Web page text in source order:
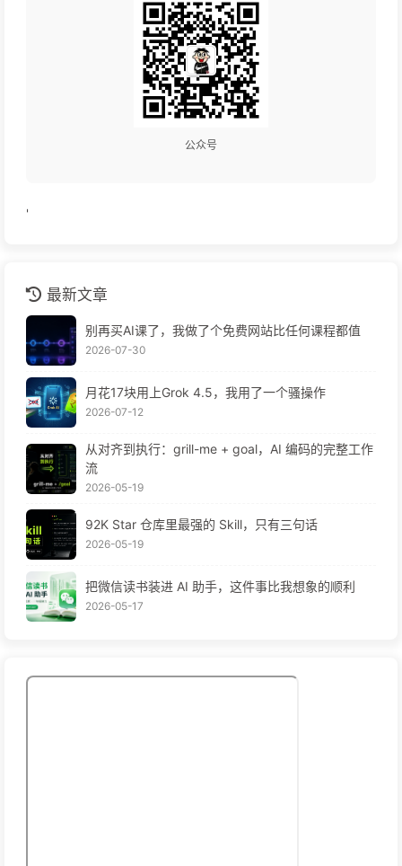
公众号
'
最新文章
别再买AI课了，我做了个免费网站比任何课程都值
2026-07-30
月花17块用上Grok 4.5，我用了一个骚操作
2026-07-12
从对齐到执行：grill-me + goal，AI 编码的完整工作
流
2026-05-19
92K Star 仓库里最强的 Skill，只有三句话
2026-05-19
把微信读书装进 AI 助手，这件事比我想象的顺利
2026-05-17